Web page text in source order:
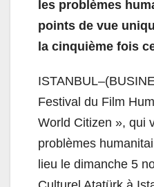
les problèmes
points de vue
la cinquième fois
Festival du Film
World Citizen », qui
problèmes
lieu le dimanche 5